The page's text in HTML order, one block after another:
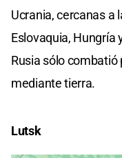
Ucrania, cercanas a
Eslovaquia, Hungría
Rusia sólo combatió
mediante tierra.
Lutsk